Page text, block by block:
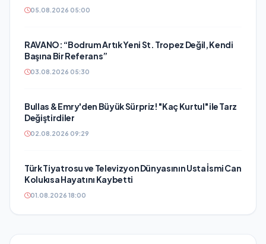
05.08.2026 05:00
RAVANO: “Bodrum Artık Yeni St. Tropez Değil, Kendi
Başına Bir Referans”
03.08.2026 05:30
Bullas & Emry'den Büyük Sürpriz! "Kaç Kurtul" ile Tarz
Değiştirdiler
02.08.2026 09:29
Türk Tiyatrosu ve Televizyon Dünyasının Usta İsmi Can
Kolukısa Hayatını Kaybetti
01.08.2026 18:00